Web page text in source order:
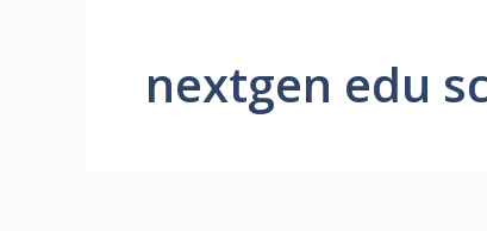
nextgen edu